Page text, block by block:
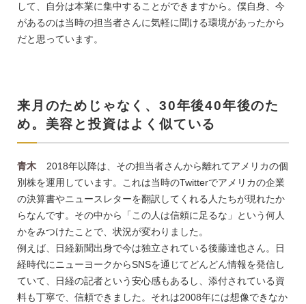
して、自分は本業に集中することができますから。僕自身、今
があるのは当時の担当者さんに気軽に聞ける環境があったから
だと思っています。
来月のためじゃなく、30年後40年後のた
め。美容と投資はよく似ている
青木
2018年以降は、その担当者さんから離れてアメリカの個
別株を運用しています。これは当時のTwitterでアメリカの企業
の決算書やニュースレターを翻訳してくれる人たちが現れたか
らなんです。その中から「この人は信頼に足るな」という何人
かをみつけたことで、状況が変わりました。
例えば、日経新聞出身で今は独立されている後藤達也さん。日
経時代にニューヨークからSNSを通じてどんどん情報を発信し
ていて、日経の記者という安心感もあるし、添付されている資
料も丁寧で、信頼できました。それは2008年には想像できなか